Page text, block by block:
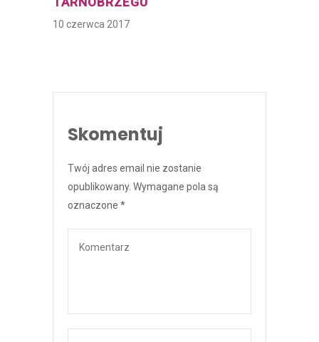
10 czerwca 2017
Skomentuj
Twój adres email nie zostanie
opublikowany. Wymagane pola są
oznaczone *